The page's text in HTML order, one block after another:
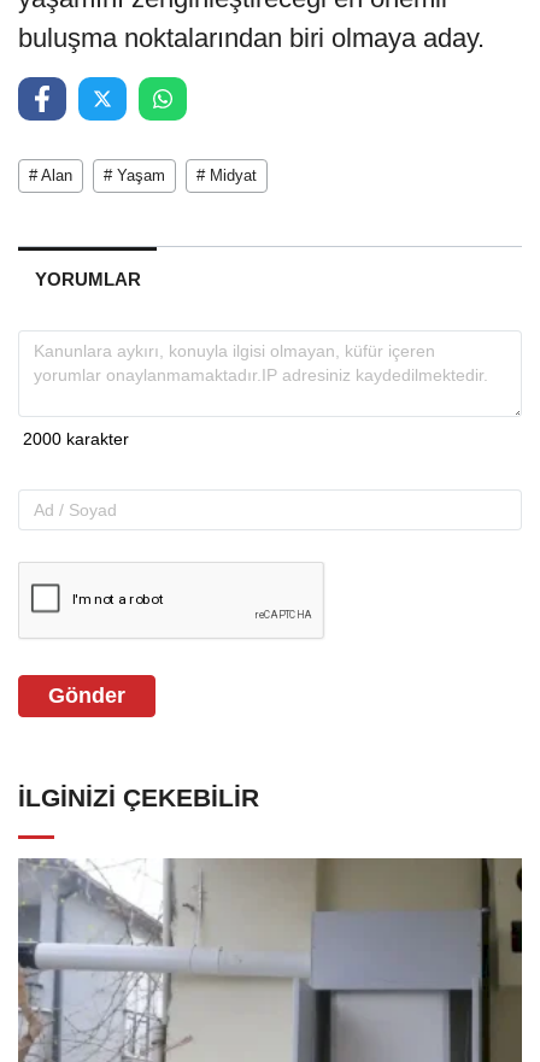
buluşma noktalarından biri olmaya aday.
# Alan # Yaşam # Midyat
YORUMLAR
Gönder
İLGINIZI ÇEKEBILIR